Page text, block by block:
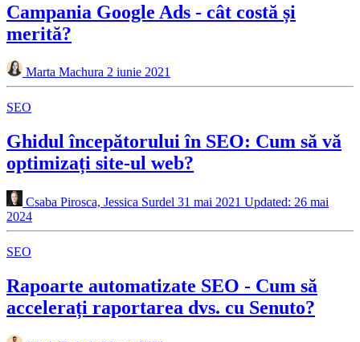
Campania Google Ads - cât costă și
merită?
Marta Machura 2 iunie 2021
SEO
Ghidul începătorului în SEO: Cum să vă
optimizați site-ul web?
Csaba Pirosca, Jessica Surdel 31 mai 2021 Updated: 26 mai
2024
SEO
Rapoarte automatizate SEO - Cum să
accelerați raportarea dvs. cu Senuto?